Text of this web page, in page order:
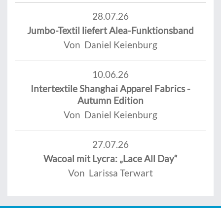
28.07.26
Jumbo-Textil liefert Alea-Funktionsband
Von Daniel Keienburg
10.06.26
Intertextile Shanghai Apparel Fabrics -
Autumn Edition
Von Daniel Keienburg
27.07.26
Wacoal mit Lycra: „Lace All Day“
Von Larissa Terwart